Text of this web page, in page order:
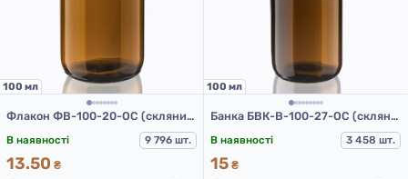
100 мл
Флакон ФВ-100-20-ОС (скляний флакон 100 мл)
В наявності 9 796 шт.
13.50 ₴
100 мл
Банка БВК-В-100-27-ОС (скляні флакони 100 мл)
В наявності 3 458 шт.
15 ₴